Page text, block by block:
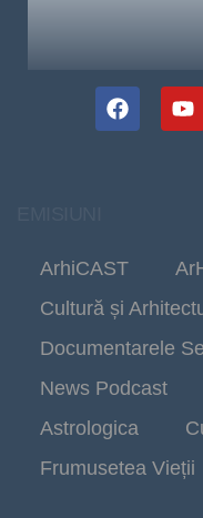
ArhiCAST
Cultură și
Documentarele
News Podcast
Astrologica
Frumusetea Vieții